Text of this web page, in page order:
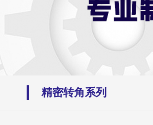
精密转角系列